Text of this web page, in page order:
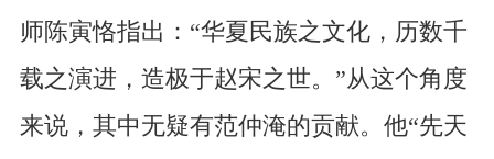
师陈寅恪指出：“华夏民族之文化，历数千
载之演进，造极于赵宋之世。”从这个角度
来说，其中无疑有范仲淹的贡献。他“先天